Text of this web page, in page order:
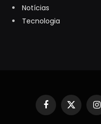
Notícias
Tecnologia
Facebook
X
(Twitter)